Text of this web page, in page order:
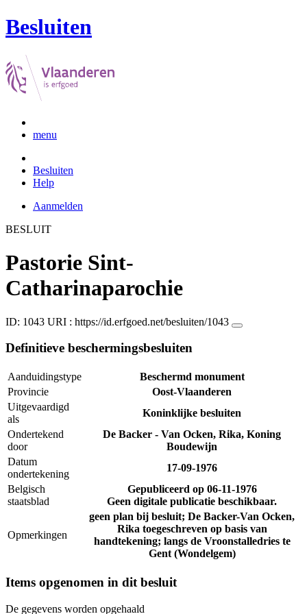
Besluiten
menu
Besluiten
Help
Aanmelden
BESLUIT
Pastorie Sint-
Catharinaparochie
ID: 1043 URI : https://id.erfgoed.net/besluiten/1043
Definitieve beschermingsbesluiten
Aanduidingstype
Beschermd monument
Provincie
Oost-Vlaanderen
Uitgevaardigd
als
Koninklijke besluiten
Ondertekend
door
De Backer - Van Ocken, Rika, Koning
Boudewijn
Datum
ondertekening
17-09-1976
Belgisch
staatsblad
Gepubliceerd op 06-11-1976
Geen digitale publicatie beschikbaar.
Opmerkingen
geen plan bij besluit; De Backer-Van Ocken,
Rika toegeschreven op basis van
handtekening; langs de Vroonstalledries te
Gent (Wondelgem)
Items opgenomen in dit besluit
De gegevens worden opgehaald